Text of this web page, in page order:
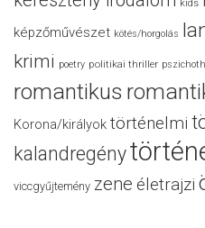
kids
képzőművészet kötés/horgolás
krimi poetry politikai thriller
romantikus
Korona/királyok történelmi
kalandregény
viccgyűjtemény zene életrajzi